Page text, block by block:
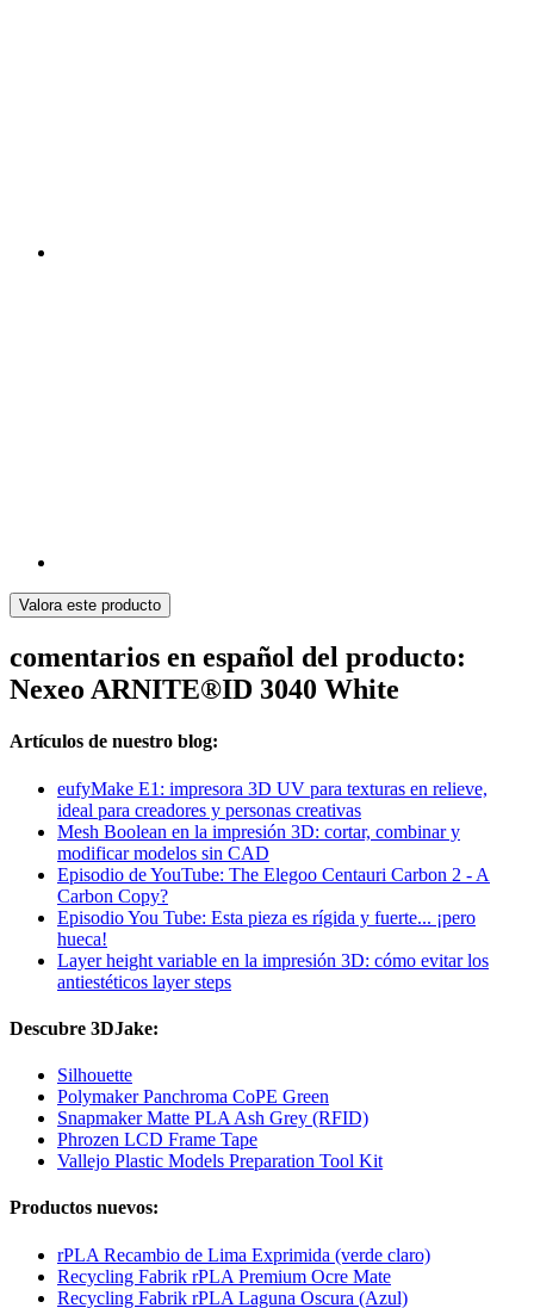
Valora este producto
comentarios en español del producto:
Nexeo ARNITE®ID 3040 White
Artículos de nuestro blog:
eufyMake E1: impresora 3D UV para texturas en relieve,
ideal para creadores y personas creativas
Mesh Boolean en la impresión 3D: cortar, combinar y
modificar modelos sin CAD
Episodio de YouTube: The Elegoo Centauri Carbon 2 - A
Carbon Copy?
Episodio You Tube: Esta pieza es rígida y fuerte... ¡pero
hueca!
Layer height variable en la impresión 3D: cómo evitar los
antiestéticos layer steps
Descubre 3DJake:
Silhouette
Polymaker Panchroma CoPE Green
Snapmaker Matte PLA Ash Grey (RFID)
Phrozen LCD Frame Tape
Vallejo Plastic Models Preparation Tool Kit
Productos nuevos:
rPLA Recambio de Lima Exprimida (verde claro)
Recycling Fabrik rPLA Premium Ocre Mate
Recycling Fabrik rPLA Laguna Oscura (Azul)